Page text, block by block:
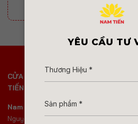
Khoảng
82.000.000 ₫
CỬA HÀNG XE MÁY NAM
TIẾN
Nam Tiến Quận 12 :21A Đ.
Nguyễn Ảnh Thủ, Phường Tân
Bảo
YÊU CẦU TƯ